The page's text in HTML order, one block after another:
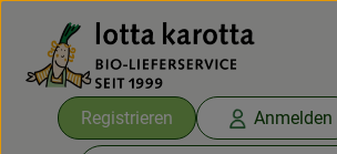
Registrieren Anmelden